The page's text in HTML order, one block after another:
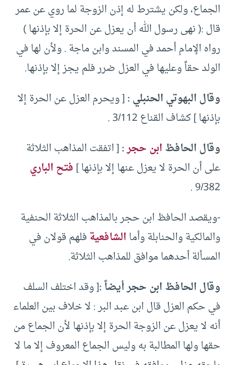
الجماع، ولكن يشترط له إذن الزوجة لما روي عن عمر
قال :( نهى رسول الله أن يعزل عن الحرة إلا بإذنها )
رواه الإمام أحمد في المسند وابن ماجة . ولأن لها في
الولد حقاً وعليها في العزل ضرر فلم يجز إلا بإذنها.
وقال البهوتي الحنبلي :[ ويحرم العزل عن الحرة إلا
بإذنها ] كشاف القناع 3/112 .
وقال الحافظابن حجر:[ اتفقت المذاهب الثلاثة
على أن الحرة لا يعزل عنها إلا بإذنها ]فتح الباري
9/382 .
-ويقصد الحافظ ابن حجر بالمذاهب الثلاثة الحنفية
والمالكية والحنابلة وأماالشافعيةفلهم قولان في
المسألة أحدهما موافق للمذاهب الثلاثة.
وقال الحافظ ابن حجر أيضاً :[ وقد اختلف السلف
في حكم العزل قال ابن عبد البر : لا خلاف بين العلماء
أنه لا يعزل عن الزوجة الحرة إلا بإذنها لأن الجماع من
حقها ولها المطالبة به وليس الجماع المعروف إلا ما لا